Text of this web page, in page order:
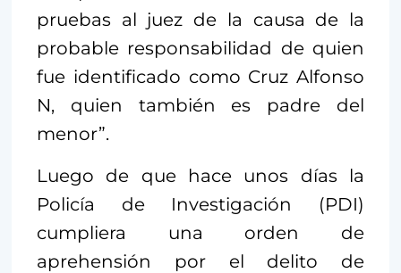
pruebas al juez de la causa de la
probable responsabilidad de quien
fue identificado como Cruz Alfonso
N, quien también es padre del
menor”.
Luego de que hace unos días la
Policía de Investigación (PDI)
cumpliera una orden de
aprehensión por el delito de